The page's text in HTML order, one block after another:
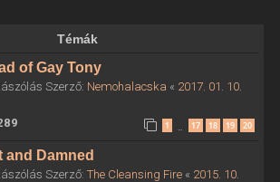
Témák
of Gay Tony
Szerző: Nemohalacska « 2017. 01. 10.
1 17 18 19 20
and Damned
Szerző: The Cleansing Fire« 2015. 10.